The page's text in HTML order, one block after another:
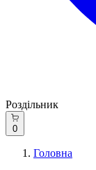
Роздільник
0
Головна